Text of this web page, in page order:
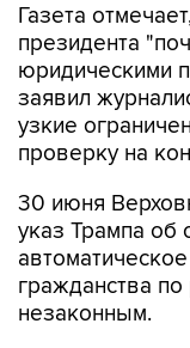
Газета
президента
юридическими
заявил
узкие
проверку на
30 июня
указ Трампа об
гражданства
незаконным.